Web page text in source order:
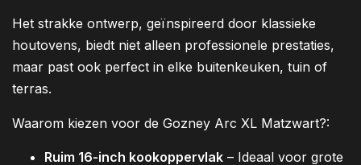
Het strakke ontwerp, geïnspireerd door klassieke
houtovens, biedt niet alleen professionele prestaties,
maar past ook perfect in elke buitenkeuken, tuin of
terras.
Waarom kiezen voor de Gozney Arc XL Matzwart?:
Ruim 16-inch kookoppervlak – Ideaal voor grote